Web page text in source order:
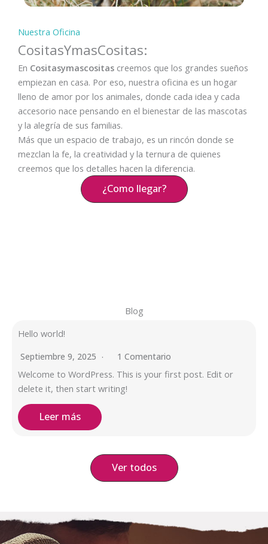
Nuestra Oficina
CositasYmasCositas:
En Cositasymascositas creemos que los grandes sueños
empiezan en casa. Por eso, nuestra oficina es un hogar
lleno de amor por los animales, donde cada idea y cada
accesorio nace pensando en el bienestar de las mascotas
y la alegría de sus familias.
Más que un espacio de trabajo, es un rincón donde se
mezclan la fe, la creatividad y la ternura de quienes
creemos que los detalles hacen la diferencia.
¿Como llegar?
Blog
Hello world!
Septiembre 9, 2025 1 Comentario
Welcome to WordPress. This is your first post. Edit or
delete it, then start writing!
Leer más
Ver todos